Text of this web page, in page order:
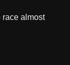
race almost